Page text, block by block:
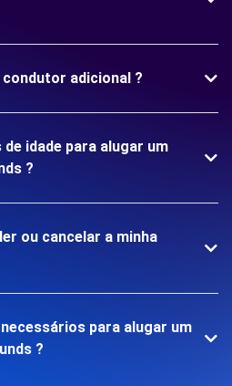
condutor adicional ?
idade para alugar um
?
ou cancelar a minha
para alugar um
?